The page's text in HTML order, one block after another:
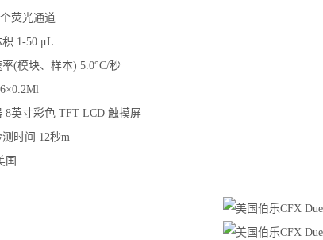
荧光通道
1-50 μL
(模块、样本) 5.0°C/秒
8英寸彩色 TFT LCD 触摸屏
时间 12秒m
国